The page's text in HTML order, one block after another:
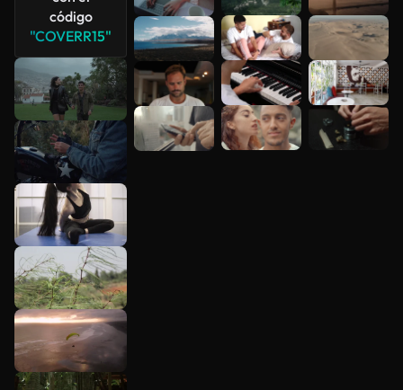
código
"COVERR15"